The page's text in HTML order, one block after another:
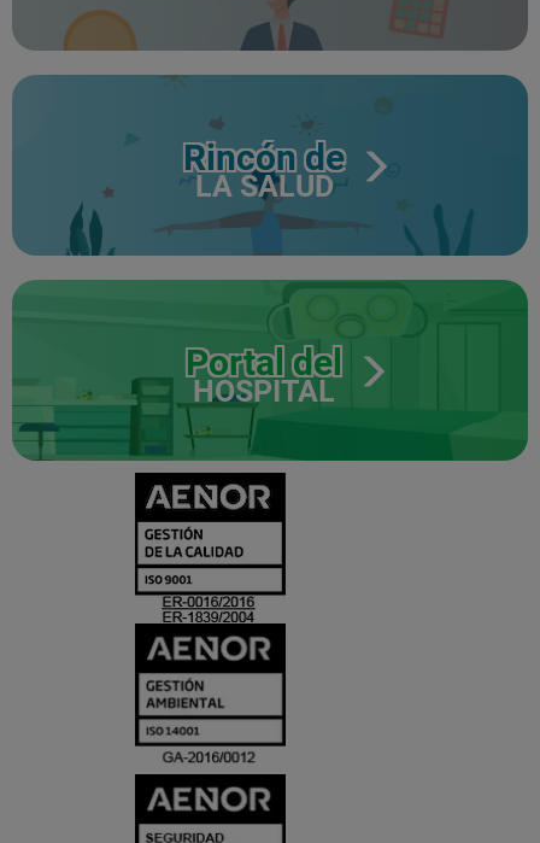
Rincón de
LA SALUD
Portal del
HOSPITAL